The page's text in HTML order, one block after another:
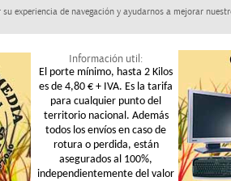
experiencia de navegación y ayudarnos a mejorar
Información util:
El porte mínimo, hasta 2 Kilos
es de 4,80 € + IVA. Es la tarifa
para cualquier punto del
territorio nacional. Además
todos los envíos en caso de
rotura o perdida, están
asegurados al 100%,
independientemente del valor